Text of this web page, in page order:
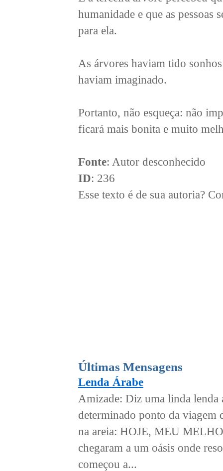
humanidade e que as pessoas
para ela.
As árvores haviam tido
haviam imaginado.
Portanto, não esqueça: não
ficará mais bonita e muito
Fonte: Autor desconhecido
ID: 236
Esse texto é de sua autoria?
Últimas Mensagens
Lenda Árabe
Amizade: Diz uma linda lenda
determinado ponto da viagem
na areia: HOJE, MEU
chegaram a um oásis onde
começou a...